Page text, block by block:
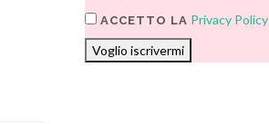
ACCETTO LA Privacy Policy
Voglio iscrivermi